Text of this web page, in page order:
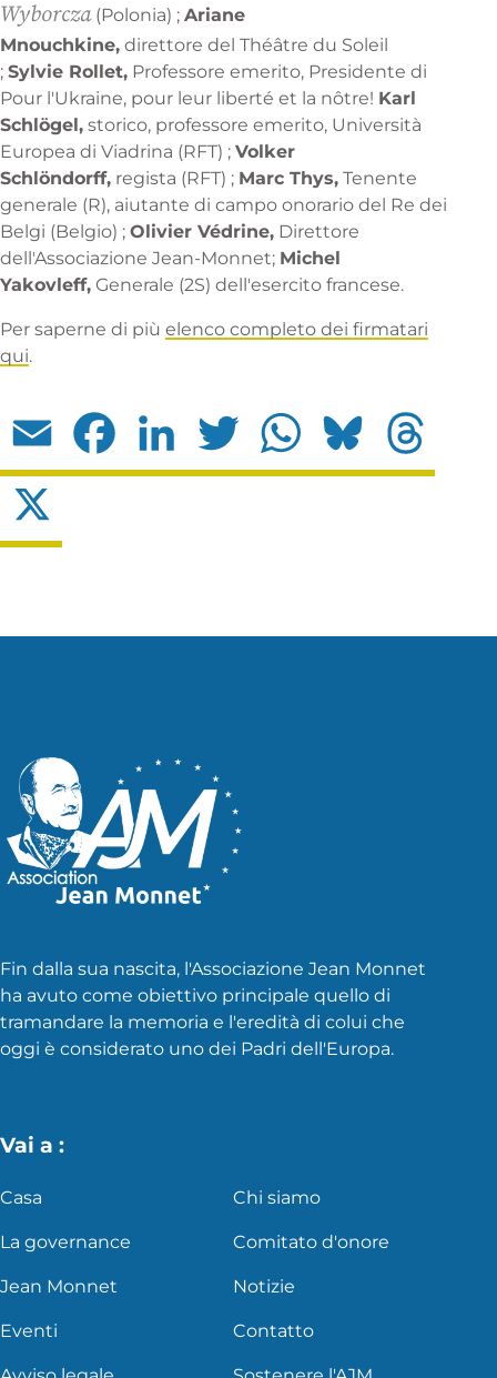
Wyborcza(Polonia) ; Ariane
Mnouchkine, direttore del Théâtre du Soleil
; Sylvie Rollet, Professore emerito, Presidente di
Pour l'Ukraine, pour leur liberté et la nôtre! Karl
Schlögel, storico, professore emerito, Università
Europea di Viadrina (RFT) ; Volker
Schlöndorff, regista (RFT) ; Marc Thys, Tenente
generale (R), aiutante di campo onorario del Re dei
Belgi (Belgio) ; Olivier Védrine, Direttore
dell'Associazione Jean-Monnet; Michel
Yakovleff, Generale (2S) dell'esercito francese.
Per saperne di più elenco completo dei firmatari
qui.
Email Facebook LinkedIn Twitter WhatsApp Bluesky
Fin dalla sua nascita, l'Associazione Jean Monnet
ha avuto come obiettivo principale quello di
tramandare la memoria e l'eredità di colui che
oggi è considerato uno dei Padri dell'Europa.
Vai a :
Casa Chi siamo
La governance Comitato d'onore
Jean Monnet Notizie
Eventi Contatto